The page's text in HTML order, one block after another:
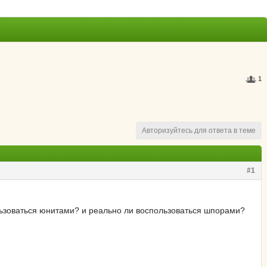
1
Авторизуйтесь для ответа в теме
#1
юнитами? и реально ли воспользоваться шпорами?